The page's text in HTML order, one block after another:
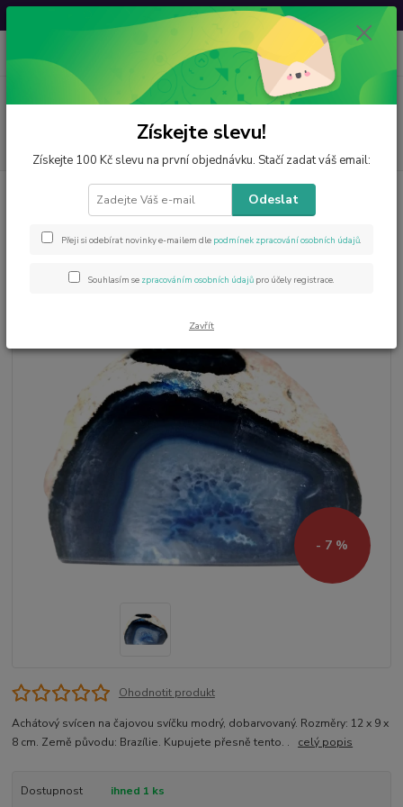
Svatovavřinecká sleva: 20 % s kódemVAVRINEC20
Menu
CZK 0
za
Výrobky z minerálů
Achátový svícen široký, modrý s
Achátový svícen široký, modrý s
malým kazem
- 7 %
Ohodnotit produkt
Achátový svícen na čajovou svíčku modrý, dobarvovaný. Rozměry: 12 x 9 x
8 cm. Země původu: Brazílie. Kupujete přesně tento. . celý popis
Dostupnost ihned 1 ks
Získejte slevu!
Získejte 100 Kč slevu na první objednávku. Stačí zadat váš email:
Odeslat
Přeji si odebírat novinky e-mailem dle podmínek zpracování osobních údajů.
Souhlasím se zpracováním osobních údajů pro účely registrace.
Zavřít